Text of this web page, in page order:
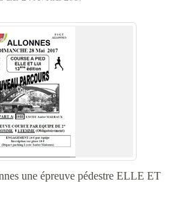
une épreuve pédestre ELLE ET